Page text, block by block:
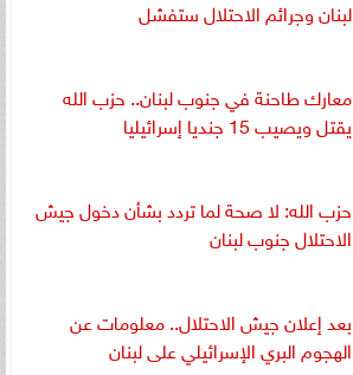
لبنان وجرائم الاحتلال ستفشل
معارك طاحنة في جنوب لبنان.. حزب الله
يقتل ويصيب 15 جنديا إسرائيليا
حزب الله: لا صحة لما تردد بشأن دخول جيش
الاحتلال جنوب لبنان
بعد إعلان جيش الاحتلال.. معلومات عن
الهجوم البري الإسرائيلي على لبنان